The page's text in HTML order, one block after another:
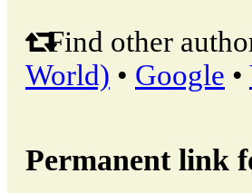
Find other
World) • Google •
Permanent link